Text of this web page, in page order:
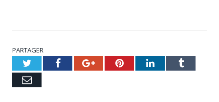
PARTAGER
TwitterFacebookGoogle+PinterestLinkedInTumblr
Email